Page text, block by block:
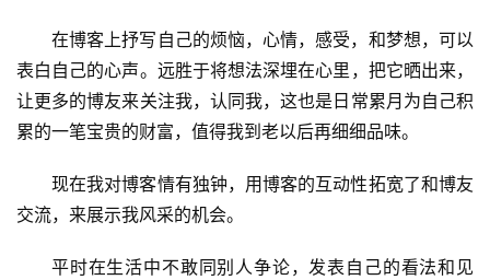
在博客上抒写自己的烦恼，心情，感受，和梦想，可以
表白自己的心声。远胜于将想法深埋在心里，把它晒出来，
让更多的博友来关注我，认同我，这也是日常累月为自己积
累的一笔宝贵的财富，值得我到老以后再细细品味。
现在我对博客情有独钟，用博客的互动性拓宽了和博友
交流，来展示我风采的机会。
平时在生活中不敢同别人争论，发表自己的看法和见